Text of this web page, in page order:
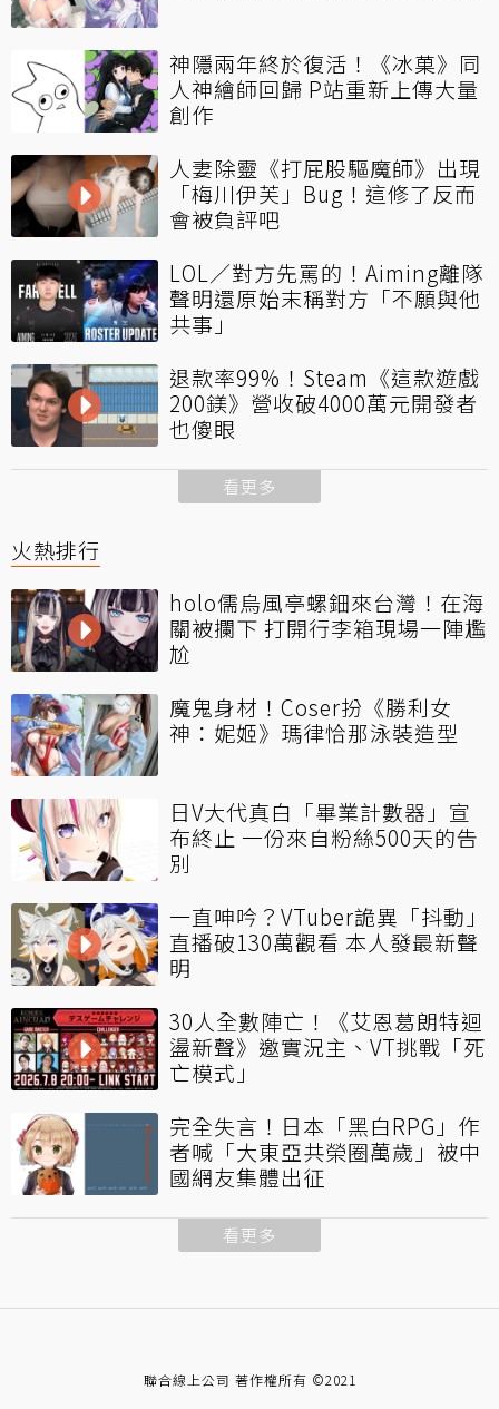
神隱兩年終於復活！《冰菓》同
人神繪師回歸 P站重新上傳大量
創作
人妻除靈《打屁股驅魔師》出現
「梅川伊芙」Bug！這修了反而
會被負評吧
LOL／對方先罵的！Aiming離隊
聲明還原始末稱對方「不願與他
共事」
退款率99%！Steam《這款遊戲
200鎂》營收破4000萬元開發者
也傻眼
看更多
火熱排行
holo儒烏風亭螺鈿來台灣！在海
關被攔下 打開行李箱現場一陣尷
尬
魔鬼身材！Coser扮《勝利女
神：妮姬》瑪律恰那泳裝造型
日V大代真白「畢業計數器」宣
布終止 一份來自粉絲500天的告
別
一直呻吟？VTuber詭異「抖動」
直播破130萬觀看 本人發最新聲
明
30人全數陣亡！《艾恩葛朗特迴
盪新聲》邀實況主、VT挑戰「死
亡模式」
完全失言！日本「黑白RPG」作
者喊「大東亞共榮圈萬歲」被中
國網友集體出征
看更多
聯合線上公司 著作權所有 ©2021